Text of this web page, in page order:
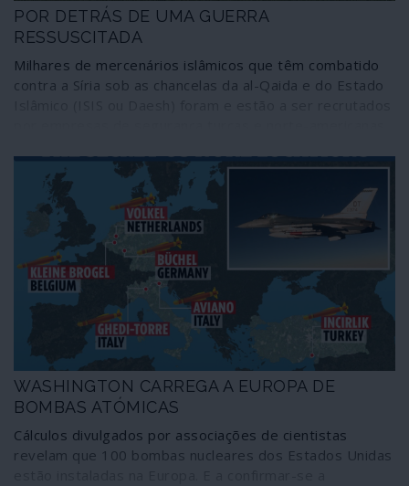
POR DETRÁS DE UMA GUERRA
RESSUSCITADA
Milhares de mercenários islâmicos que têm combatido
contra a Síria sob as chancelas da al-Qaida e do Estado
Nagorno-Karabakh entre a Arménia e o Azerbaijão.
Tendo em consideração que o status quo regional e
internacional da disputa se tem mantido mais ou menos
inalterado no último quarto de século, que interesses
estão por detrás do despertar da guerra? A declaração
recente de um cessar-fogo é importante mas não
garante que fique aberto o caminho para aproximar
posições.
WASHINGTON CARREGA A EUROPA DE
BOMBAS ATÓMICAS
Cálculos divulgados por associações de cientistas
revelam que 100 bombas nucleares dos Estados Unidas